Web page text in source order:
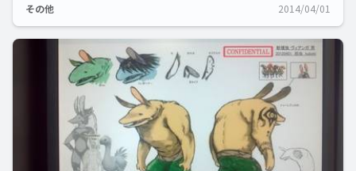
その他 2014/04/01